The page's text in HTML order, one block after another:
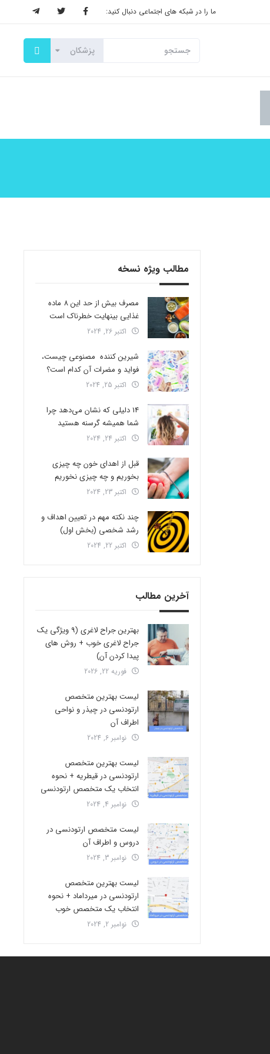
ما را در شبکه های اجتماعی دنبال کنید:
مطالب ویژه نسخه
مصرف بیش از حد این 8 ماده
غذایی بینهایت خطرناک است
اکتبر 26, 2024
شیرین کننده مصنوعی چیست،
فواید و مضرات آن کدام است؟
اکتبر 25, 2024
14 دلیلی که نشان می‌دهد چرا
شما همیشه گرسنه هستید
اکتبر 24, 2024
قبل از اهدای خون چه چیزی
بخوریم و چه چیزی نخوریم
اکتبر 23, 2024
چند نکته مهم در تعیین اهداف و
رشد شخصی (بخش اول)
اکتبر 22, 2024
آخرین مطالب
بهترین جراح لاغری (9 ویژگی یک
جراح لاغری خوب + روش های
پیدا کردن آن)
فوریه 22, 2026
لیست بهترین متخصص
ارتودنسی در چیذر و نواحی
اطراف آن
نوامبر 6, 2024
لیست بهترین متخصص
ارتودنسی در قیطریه + نحوه
انتخاب یک متخصص ارتودنسی
نوامبر 4, 2024
لیست متخصص ارتودنسی در
دروس و اطراف آن
نوامبر 3, 2024
لیست بهترین متخصص
ارتودنسی در میرداماد + نحوه
انتخاب یک متخصص خوب
نوامبر 2, 2024